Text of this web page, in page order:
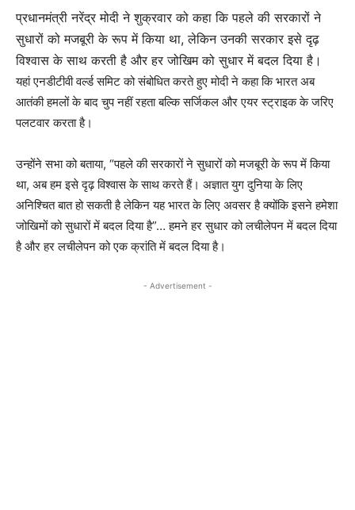
प्रधानमंत्री नरेंद्र मोदी ने शुक्रवार को कहा कि पहले की सरकारों ने
सुधारों को मजबूरी के रूप में किया था, लेकिन उनकी सरकार इसे दृढ़
विश्वास के साथ करती है और हर जोखिम को सुधार में बदल दिया है।
यहां एनडीटीवी वर्ल्ड समिट को संबोधित करते हुए मोदी ने कहा कि भारत अब
आतंकी हमलों के बाद चुप नहीं रहता बल्कि सर्जिकल और एयर स्ट्राइक के जरिए
पलटवार करता है।
उन्होंने सभा को बताया, “पहले की सरकारों ने सुधारों को मजबूरी के रूप में किया
था, अब हम इसे दृढ़ विश्वास के साथ करते हैं। अज्ञात युग दुनिया के लिए
अनिश्चित बात हो सकती है लेकिन यह भारत के लिए अवसर है क्योंकि इसने हमेशा
जोखिमों को सुधारों में बदल दिया है”… हमने हर सुधार को लचीलेपन में बदल दिया
है और हर लचीलेपन को एक क्रांति में बदल दिया है।
- Advertisement -